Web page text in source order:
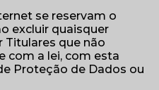
se reservam o
excluir quaisquer
que não
com a lei, com esta
Proteção de Dados ou